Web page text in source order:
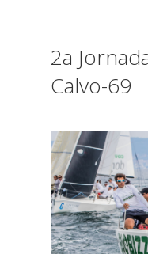
2a
Calvo-69